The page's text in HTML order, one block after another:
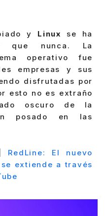
y Linux se ha
que nunca. La
operativo fue
empresas y sus
disfrutadas por
esto no es extraño
oscuro de la
posado en las
RedLine: El nuevo
extiende a través